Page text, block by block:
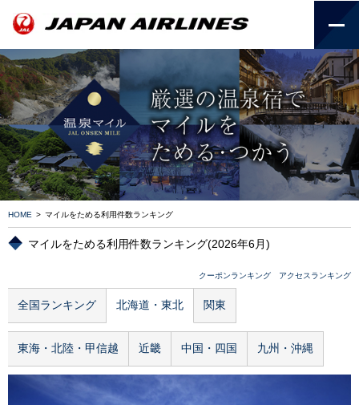
HOME > マイルをためる利用件数ランキング
マイルをためる利用件数ランキング(2026年6月)
クーポンランキング アクセスランキング
全国ランキング 北海道・東北 関東
東海・北陸・甲信越 近畿 中国・四国 九州・沖縄